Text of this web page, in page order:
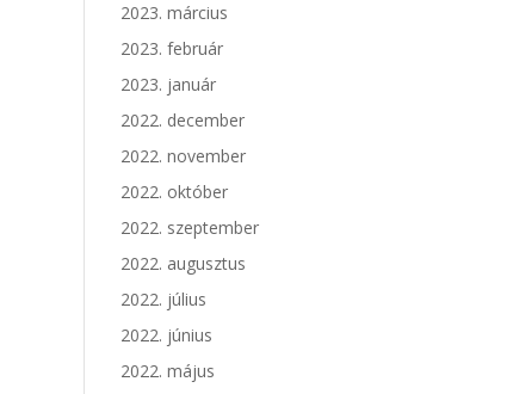
2023. március
2023. február
2023. január
2022. december
2022. november
2022. október
2022. szeptember
2022. augusztus
2022. július
2022. június
2022. május